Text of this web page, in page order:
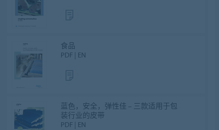
食品
PDF | EN
蓝色，安全，弹性佳 – 三款适用于包
装行业的皮带
PDF | EN